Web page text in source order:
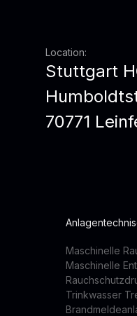
Location:
Stuttgart
70771
Maschinelle
Maschinelle
Trinkwasser